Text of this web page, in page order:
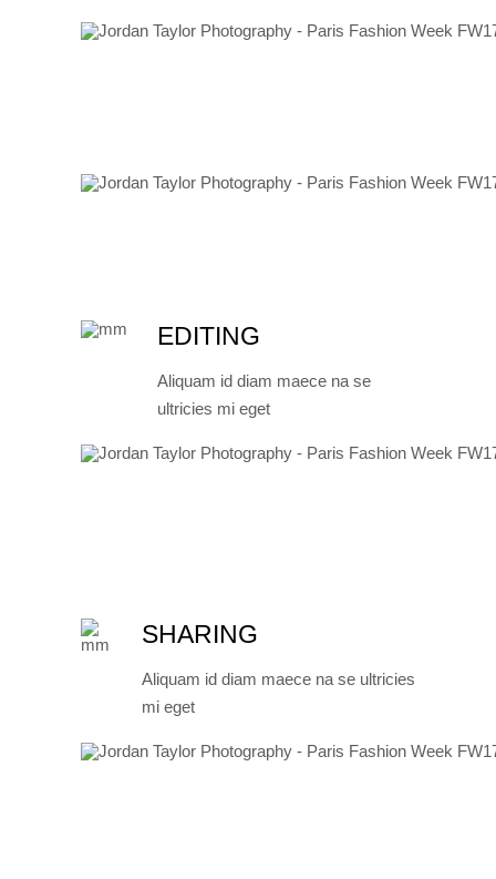
EDITING
Aliquam id diam maece na se
ultricies mi eget
SHARING
Aliquam id diam maece na se ultricies
mi eget